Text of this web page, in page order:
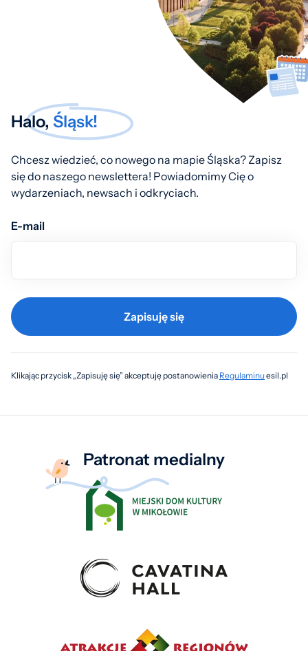
Halo, Śląsk!
Chcesz wiedzieć, co nowego na mapie Śląska? Zapisz
się do naszego newslettera! Powiadomimy Cię o
wydarzeniach, newsach i odkryciach.
E-mail
Zapisuję się
Klikając przycisk „Zapisuję się” akceptuję postanowienia Regulaminuesil.pl
Patronat medialny